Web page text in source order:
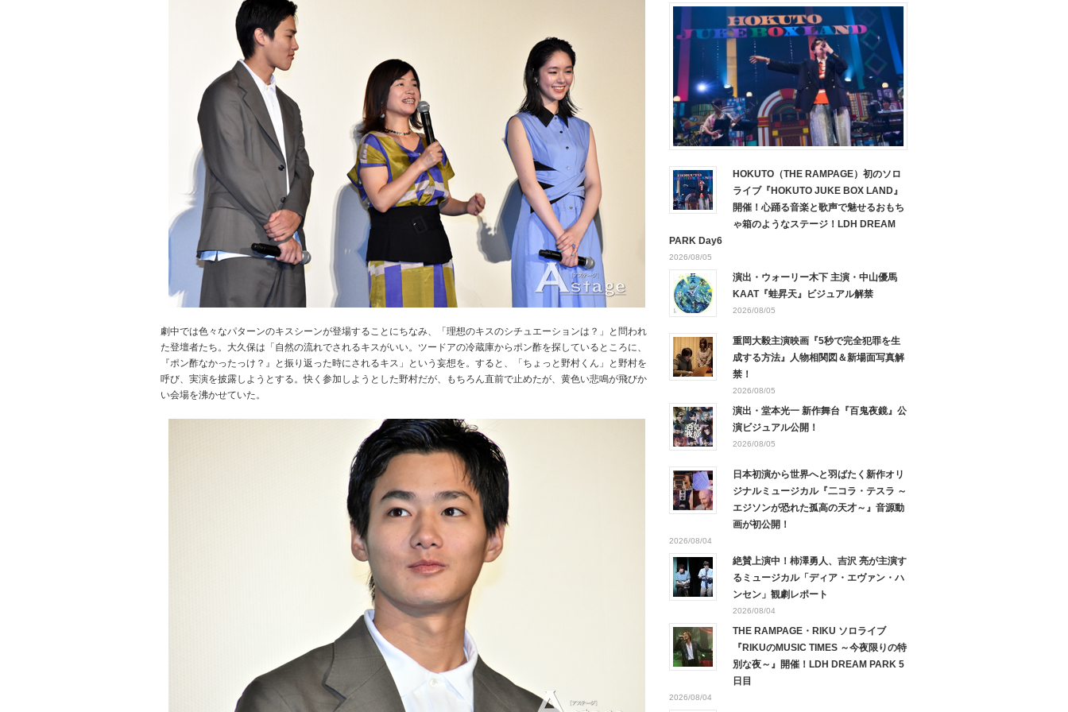
劇中では色々なパターンのキスシーンが登場することにちなみ、「理想のキスのシチュエーションは？」と問われ
た登壇者たち。大久保は「自然の流れでされるキスがいい。ツードアの冷蔵庫からポン酢を探しているところに、
『ポン酢なかったっけ？』と振り返った時にされるキス」という妄想を。すると、「ちょっと野村くん」と野村を
呼び、実演を披露しようとする。快く参加しようとした野村だが、もちろん直前で止めたが、黄色い悲鳴が飛びか
い会場を沸かせていた。
HOKUTO（THE RAMPAGE）初のソロ
ライブ『HOKUTO JUKE BOX LAND』
開催！心踊る音楽と歌声で魅せるおもち
ゃ箱のようなステージ！LDH DREAM
PARK Day6
2026/08/05
演出・ウォーリー木下 主演・中山優馬
KAAT『蛙昇天』ビジュアル解禁
2026/08/05
重岡大毅主演映画『5秒で完全犯罪を生
成する方法』人物相関図＆新場面写真解
禁！
2026/08/05
演出・堂本光一 新作舞台『百鬼夜鏡』公
演ビジュアル公開！
2026/08/05
日本初演から世界へと羽ばたく新作オリ
ジナルミュージカル『二コラ・テスラ ～
エジソンが恐れた孤高の天才～』音源動
画が初公開！
2026/08/04
絶賛上演中！柿澤勇人、吉沢 亮が主演す
るミュージカル「ディア・エヴァン・ハ
ンセン」観劇レポート
2026/08/04
THE RAMPAGE・RIKU ソロライブ
『RIKUのMUSIC TIMES ～今夜限りの特
別な夜～』開催！LDH DREAM PARK 5
日目
2026/08/04